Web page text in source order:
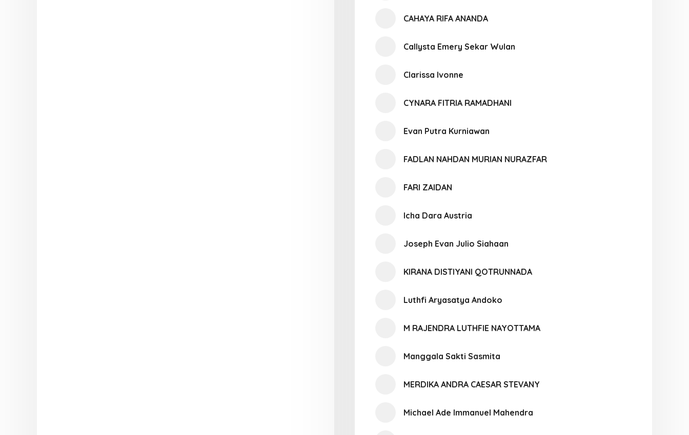
CAHAYA RIFA ANANDA
Callysta Emery Sekar Wulan
Clarissa Ivonne
CYNARA FITRIA RAMADHANI
Evan Putra Kurniawan
FADLAN NAHDAN MURIAN NURAZFAR
FARI ZAIDAN
Icha Dara Austria
Joseph Evan Julio Siahaan
KIRANA DISTIYANI QOTRUNNADA
Luthfi Aryasatya Andoko
M RAJENDRA LUTHFIE NAYOTTAMA
Manggala Sakti Sasmita
MERDIKA ANDRA CAESAR STEVANY
Michael Ade Immanuel Mahendra